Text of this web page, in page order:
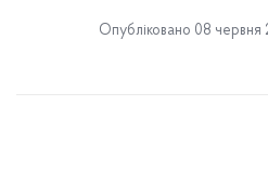
Опубліковано 08